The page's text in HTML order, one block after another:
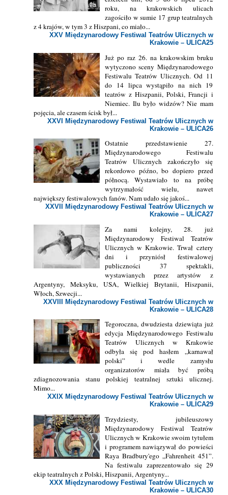
roku, na krakowskich ulicach
zagościło w sumie 17 grup teatralnych
z 4 krajów, w tym 3 z Hiszpani, co miało...
XXV Międzynarodowy Festiwal Teatrów Ulicznych w
Krakowie – ULICA25
Już po raz 26. na krakowskim bruku
wytyczono sceny Międzynarodowego
Festiwalu Teatrów Ulicznych. Od 11
do 14 lipca wystąpiło na nich 19
teatrów z Hiszpanii, Polski, Francji i
Niemiec. Ilu było widzów? Nie mam
pojęcia, ale czasem ścisk był...
XXVI Międzynarodowy Festiwal Teatrów Ulicznych w
Krakowie – ULICA26
Ostatnie przedstawienie 27.
Międzynarodowego Festiwalu
Teatrów Ulicznych zakończyło się
rekordowo późno, bo dopiero przed
północą. Wystawiało to na próbę
wytrzymałość wielu, nawet
największy festiwalowych fanów. Nam udało się jakoś...
XXVII Międzynarodowy Festiwal Teatrów Ulicznych w
Krakowie – ULICA27
Za nami kolejny, 28. już
Międzynarodowy Festiwal Teatrów
Ulicznych w Krakowie. Trwał cztery
dni i przyniósł festiwalowej
publiczności 37 spektakli,
wystawianych przez artystów z
Argentyny, Meksyku, USA, Wielkiej Brytanii, Hiszpanii,
Włoch, Szwecji...
XXVIII Międzynarodowy Festiwal Teatrów Ulicznych w
Krakowie – ULICA28
Tegoroczna, dwudziesta dziewiąta już
edycja Międzynarodowego Festiwalu
Teatrów Ulicznych w Krakowie
odbyła się pod hasłem „karnawał
polski” i wedle zamysłu
organizatorów miała być próbą
zdiagnozowania stanu polskiej teatralnej sztuki ulicznej.
Mimo...
XXIX Międzynarodowy Festiwal Teatrów Ulicznych w
Krakowie – ULICA29
Trzydziesty, jubileuszowy
Międzynarodowy Festiwal Teatrów
Ulicznych w Krakowie swoim tytułem
i programem nawiązywał do powieści
Raya Bradbury'ego „Fahrenheit 451”.
Na festiwalu zaprezentowało się 29
ekip teatralnych z Polski, Hiszpanii, Argentyny...
XXX Międzynarodowy Festiwal Teatrów Ulicznych w
Krakowie – ULICA30